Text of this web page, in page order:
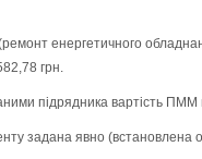
енергетичного
грн.
підрядника вартість
задана явно (встановлена